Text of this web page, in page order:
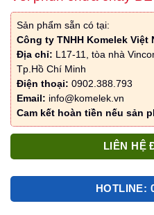
Sản phẩm sẵn có tại:
Công ty TNHH Komelek Việt
Địa chỉ: L17-11, tòa nhà
Tp.Hồ Chí Minh
Điện thoại: 0902.388.793
Email: info@komelek.vn
Cam kết hoàn tiền nếu sản
LIÊN HỆ
HOTLINE: